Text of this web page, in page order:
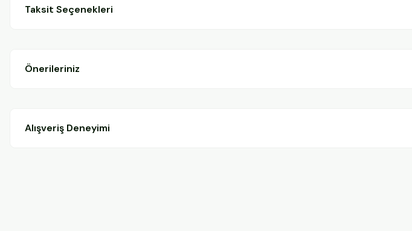
Taksit Seçenekleri
Önerileriniz
Alışveriş Deneyimi